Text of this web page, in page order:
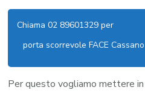
Chiama 02 89601329 per
porta scorrevole FACE
Per questo vogliamo mettere in